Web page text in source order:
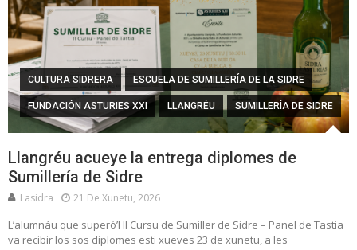
CULTURA SIDRERA ESCUELA DE SUMILLERÍA DE LA SIDRE
FUNDACIÓN ASTURIES XXI LLANGRÉU SUMILLERÍA DE SIDRE
Llangréu acueye la entrega diplomes de
Sumillería de Sidre
Lasidra 21 De Xunetu, 2026
L’alumnáu que superó’l II Cursu de Sumiller de Sidre – Panel de Tastia
va recibir los sos diplomes esti xueves 23 de xunetu, a les